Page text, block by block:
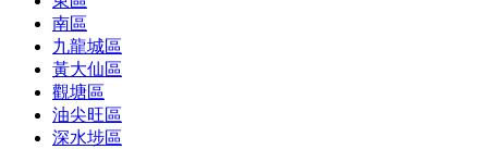
南區
九龍城區
黃大仙區
觀塘區
油尖旺區
深水埗區